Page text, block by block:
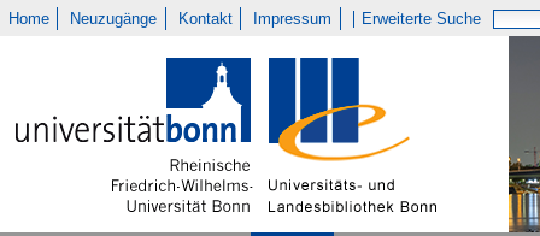
Home Neuzugänge Kontakt Impressum Erweiterte Suche